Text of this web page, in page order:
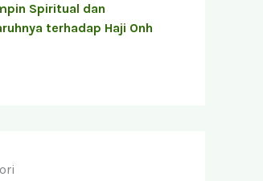
Spiritual dan
terhadap Haji Onh